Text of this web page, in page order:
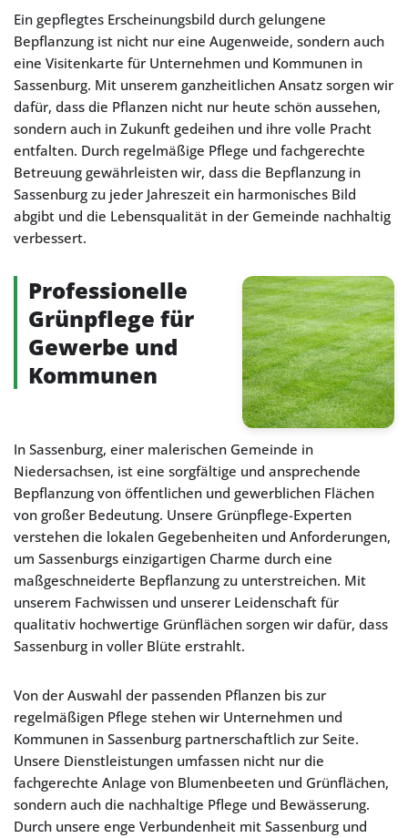
Ein gepflegtes Erscheinungsbild durch gelungene
Bepflanzung ist nicht nur eine Augenweide, sondern auch
eine Visitenkarte für Unternehmen und Kommunen in
Sassenburg. Mit unserem ganzheitlichen Ansatz sorgen wir
dafür, dass die Pflanzen nicht nur heute schön aussehen,
sondern auch in Zukunft gedeihen und ihre volle Pracht
entfalten. Durch regelmäßige Pflege und fachgerechte
Betreuung gewährleisten wir, dass die Bepflanzung in
Sassenburg zu jeder Jahreszeit ein harmonisches Bild
abgibt und die Lebensqualität in der Gemeinde nachhaltig
verbessert.
Professionelle
Grünpflege für
Gewerbe und
Kommunen
In Sassenburg, einer malerischen Gemeinde in
Niedersachsen, ist eine sorgfältige und ansprechende
Bepflanzung von öffentlichen und gewerblichen Flächen
von großer Bedeutung. Unsere Grünpflege-Experten
verstehen die lokalen Gegebenheiten und Anforderungen,
um Sassenburgs einzigartigen Charme durch eine
maßgeschneiderte Bepflanzung zu unterstreichen. Mit
unserem Fachwissen und unserer Leidenschaft für
qualitativ hochwertige Grünflächen sorgen wir dafür, dass
Sassenburg in voller Blüte erstrahlt.
Von der Auswahl der passenden Pflanzen bis zur
regelmäßigen Pflege stehen wir Unternehmen und
Kommunen in Sassenburg partnerschaftlich zur Seite.
Unsere Dienstleistungen umfassen nicht nur die
fachgerechte Anlage von Blumenbeeten und Grünflächen,
sondern auch die nachhaltige Pflege und Bewässerung.
Durch unsere enge Verbundenheit mit Sassenburg und